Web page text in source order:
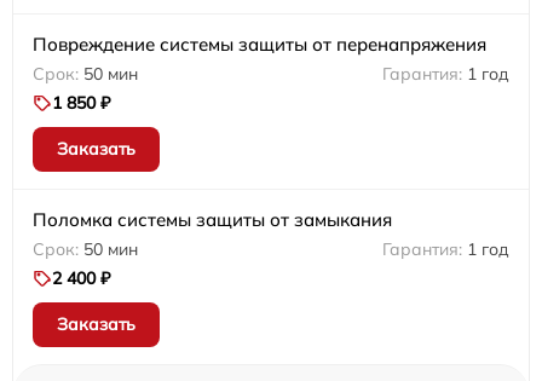
Повреждение системы защиты от перенапряжения
50 мин
1 год
1 850 ₽
Заказать
Поломка системы защиты от замыкания
50 мин
1 год
2 400 ₽
Заказать